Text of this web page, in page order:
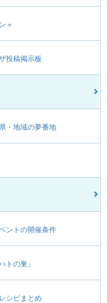
＋
投稿掲示板
・地域の夢番地
ントの開催条件
トの巣」
シピまとめ